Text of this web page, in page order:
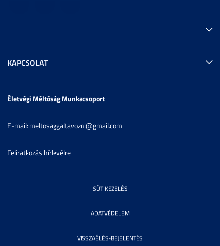
KAPCSOLAT
Életvégi Méltóság Munkacsoport
E-mail: meltosaggaltavozni@gmail.com
Feliratkozás hírlevélre
SÜTIKEZELÉS
ADATVÉDELEM
VISSZAÉLÉS-BEJELENTÉS